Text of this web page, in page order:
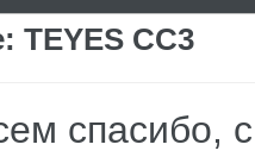
TEYES CC3
спасибо,